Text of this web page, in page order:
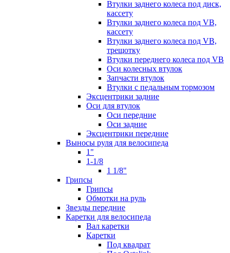
Втулки заднего колеса под диск,
кассету
Втулки заднего колеса под VB,
кассету
Втулки заднего колеса под VB,
трещотку
Втулки переднего колеса под VB
Оси колесных втулок
Запчасти втулок
Втулки с педальным тормозом
Эксцентрики задние
Оси для втулок
Оси передние
Оси задние
Эксцентрики передние
Выносы руля для велосипеда
1"
1-1/8
1 1/8"
Грипсы
Грипсы
Обмотки на руль
Звезды передние
Каретки для велосипеда
Вал каретки
Каретки
Под квадрат